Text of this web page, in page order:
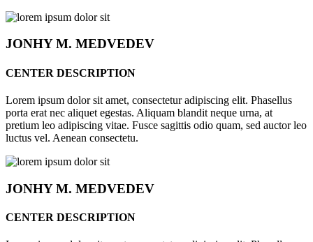
JONHYM. MEDVEDEV
CENTER DESCRIPTION
Lorem ipsum dolor sit amet, consectetur adipiscing elit. Phasellus
porta erat nec aliquet egestas. Aliquam blandit neque urna, at
pretium leo adipiscing vitae. Fusce sagittis odio quam, sed auctor leo
luctus vel. Aenean consectetu.
JONHYM. MEDVEDEV
CENTER DESCRIPTION